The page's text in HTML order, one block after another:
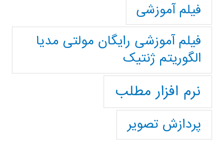
فیلم آموزشی
فیلم آموزشی رایگان مولتی مدیا
الگوریتم ژنتیک
نرم افزار مطلب
پردازش تصویر